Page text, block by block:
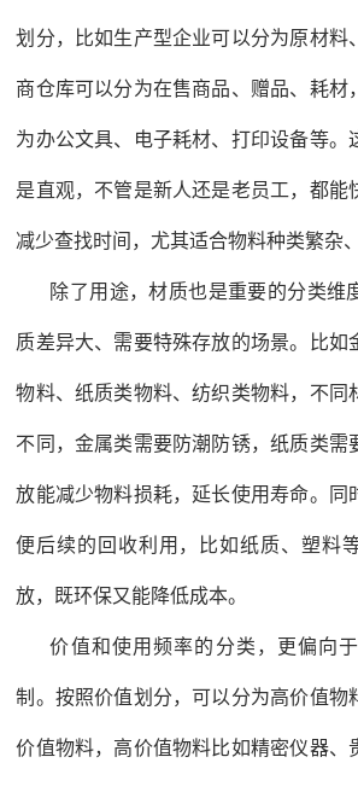
划分，比如生产型企业可以分为原材料
商仓库可以分为在售商品、赠品、耗材
为办公文具、电子耗材、打印设备等。
是直观，不管是新人还是老员工，都能
减少查找时间，尤其适合物料种类繁杂
除了用途，材质也是重要的分类维
质差异大、需要特殊存放的场景。比如
物料、纸质类物料、纺织类物料，不同
不同，金属类需要防潮防锈，纸质类需
放能减少物料损耗，延长使用寿命。同
便后续的回收利用，比如纸质、塑料
放，既环保又能降低成本。
价值和使用频率的分类，更偏向
制。按照价值划分，可以分为高价值物
价值物料，高价值物料比如精密仪器、